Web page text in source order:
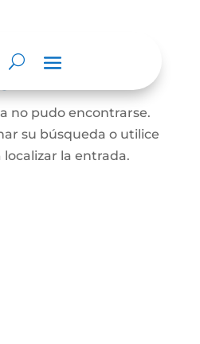
no pudo encontrarse.
su búsqueda o utilice
la entrada.